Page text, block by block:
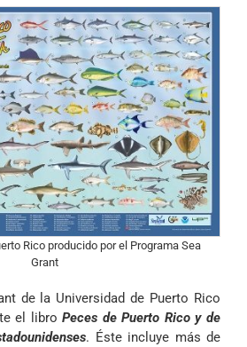
Rico producido por el Programa Sea
Grant
de la Universidad de Puerto Rico
el libro Peces de Puerto Rico y de
. Éste incluye más de